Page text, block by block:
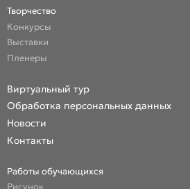
Творчество
Конкурсы
Выставки
Пленеры
Виртуальный тур
Обработка персональных данных
Новости
Контакты
Работы обучающихся